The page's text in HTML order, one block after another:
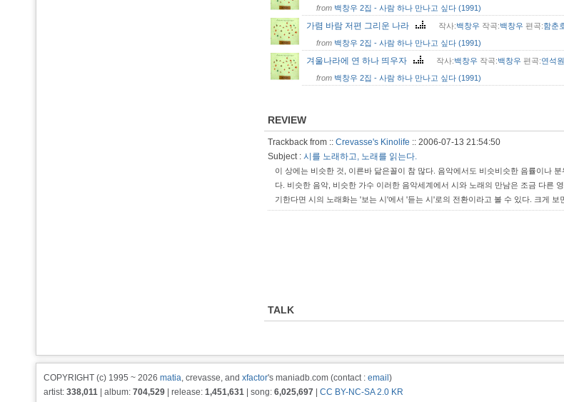
from 백창우 2집 - 사람 하나 만나고 싶다 (1991)
가렴 바람 저편 그리운 나라 작사:백창우 작곡:백창우 편곡:함춘
from 백창우 2집 - 사람 하나 만나고 싶다 (1991)
겨울나라에 연 하나 띄우자 작사:백창우 작곡:백창우 편곡:연석원
from 백창우 2집 - 사람 하나 만나고 싶다 (1991)
REVIEW
Trackback from :: Crevasse's Kinolife :: 2006-07-13 21:54:50
Subject : 시를 노래하고, 노래를 읽는다.
이 상에는 비슷한 것, 이른바 닮은꼴이 참 많다. 음악에서도 비슷비슷한 음률이나
다. 비슷한 음악, 비슷한 가수 이러한 음악세계에서 시와 노래의 만남은 조금 다른
기한다면 시의 노래화는 '보는 시'에서 '듣는 시'로의 전환이라고 볼 수 있다. 크게 보
TALK
COPYRIGHT (c) 1995 ~ 2026 matia, crevasse, and xfactor's maniadb.com (contact : email )
artist: 338,011 | album: 704,529 | release: 1,451,631 | song: 6,025,697
CC BY-NC-SA 2.0 KR